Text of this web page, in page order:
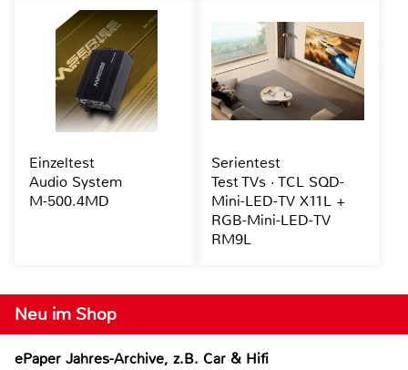
Neu im Shop
ePaper Jahres-Archive, z.B. Car & Hifi
Einzeltest
Audio System
M-500.4MD
Serientest
Test TVs · TCL SQD-
Mini-LED-TV X11L +
RGB-Mini-LED-TV
RM9L